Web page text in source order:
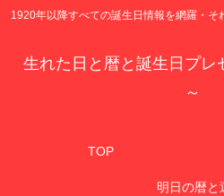
1920年以降すべての誕生日情報を網羅・そ
生れた日と暦と誕生日プレ
～
TOP
明日の暦と